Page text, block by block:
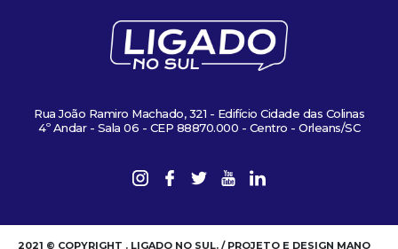
Rua João Ramiro Machado, 321 - Edifício Cidade das Colinas
4º Andar - Sala 06 - CEP 88870.000 - Centro - Orleans/SC
2021 © COPYRIGHT . LIGADO NO SUL. / PROJETO E DESIGN MANO